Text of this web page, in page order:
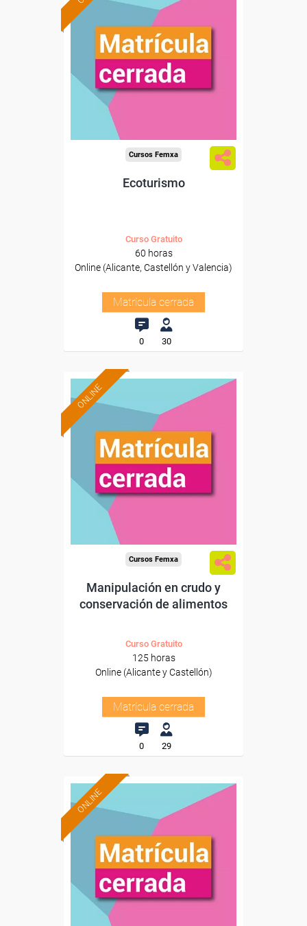
Cursos Femxa
Ecoturismo
Curso Gratuito
60 horas
Online (Alicante, Castellón y Valencia)
Matrícula cerrada
0 30
ONLINE
Cursos Femxa
Manipulación en crudo y
conservación de alimentos
Curso Gratuito
125 horas
Online (Alicante y Castellón)
Matrícula cerrada
0 29
ONLINE